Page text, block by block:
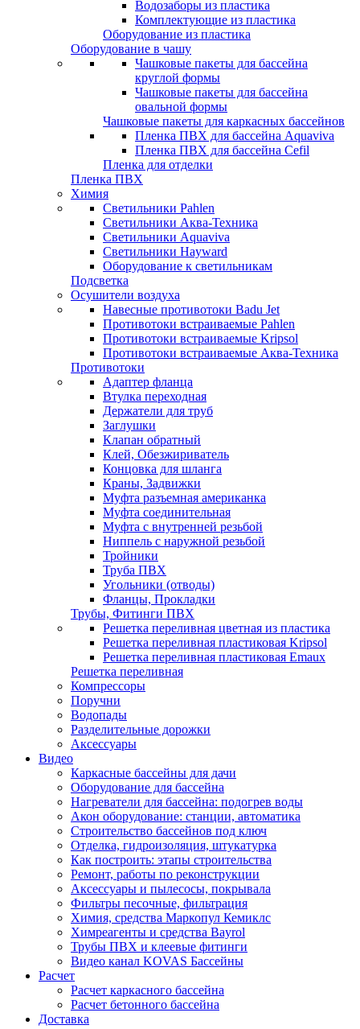
Водозаборы из пластика
Комплектующие из пластика
Оборудование из пластика
Оборудование в чашу
Чашковые пакеты для бассейна
круглой формы
Чашковые пакеты для бассейна
овальной формы
Чашковые пакеты для каркасных бассейнов
Пленка ПВХ для бассейна Aquaviva
Пленка ПВХ для бассейна Cefil
Пленка для отделки
Пленка ПВХ
Химия
Светильники Pahlen
Светильники Аква-Техника
Светильники Aquaviva
Светильники Hayward
Оборудование к светильникам
Подсветка
Осушители воздуха
Навесные противотоки Badu Jet
Противотоки встраиваемые Pahlen
Противотоки встраиваемые Kripsol
Противотоки встраиваемые Аква-Техника
Противотоки
Адаптер фланца
Втулка переходная
Держатели для труб
Заглушки
Клапан обратный
Клей, Обезжириватель
Концовка для шланга
Краны, Задвижки
Муфта разъемная американка
Муфта соединительная
Муфта с внутренней резьбой
Ниппель с наружной резьбой
Тройники
Труба ПВХ
Угольники (отводы)
Фланцы, Прокладки
Трубы, Фитинги ПВХ
Решетка переливная цветная из пластика
Решетка переливная пластиковая Kripsol
Решетка переливная пластиковая Emaux
Решетка переливная
Компрессоры
Поручни
Водопады
Разделительные дорожки
Аксессуары
Видео
Каркасные бассейны для дачи
Оборудование для бассейна
Нагреватели для бассейна: подогрев воды
Акон оборудование: станции, автоматика
Строительство бассейнов под ключ
Отделка, гидроизоляция, штукатурка
Как построить: этапы строительства
Ремонт, работы по реконструкции
Аксессуары и пылесосы, покрывала
Фильтры песочные, фильтрация
Химия, средства Маркопул Кемиклс
Химреагенты и средства Bayrol
Трубы ПВХ и клеевые фитинги
Видео канал KOVAS Бассейны
Расчет
Расчет каркасного бассейна
Расчет бетонного бассейна
Доставка